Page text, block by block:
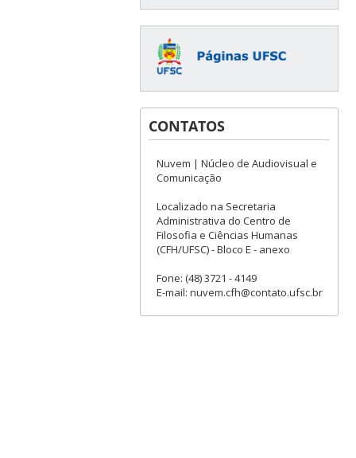
CONTATOS
Nuvem | Núcleo de Audiovisual e
Comunicação
Localizado na Secretaria
Administrativa do Centro de
Filosofia e Ciências Humanas
(CFH/UFSC) - Bloco E - anexo
Fone: (48) 3721 - 4149
E-mail: nuvem.cfh@contato.ufsc.br